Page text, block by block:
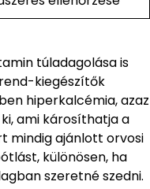
túladagolása is
kiegészítők
hiperkalcémia, azaz
ami károsíthatja a
mindig ajánlott orvosi
különösen, ha
szeretné szedni.